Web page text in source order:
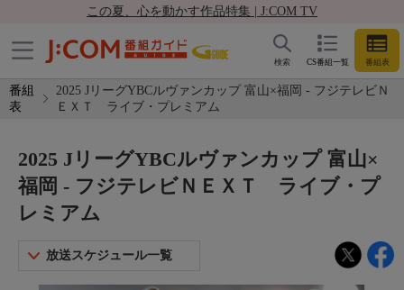
この夏、心を動かす作品特集 | J:COM TV
CS番組一覧 番組表
検索
番組
表
2025 JリーグYBCルヴァンカップ 富山×福岡 - フジテレビＮ
ＥＸＴ ライブ・プレミアム
2025 JリーグYBCルヴァンカップ 富山×
福岡 - フジテレビＮＥＸＴ ライブ・プ
レミアム
放送スケジュール一覧